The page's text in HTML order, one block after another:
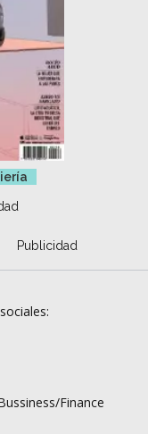
Publicidad
Finance